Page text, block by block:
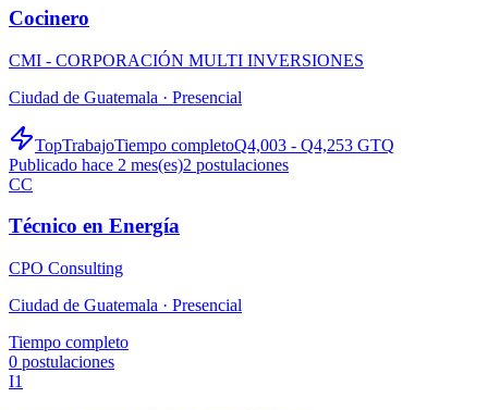
Cocinero
CMI - CORPORACIÓN MULTI INVERSIONES
Ciudad de Guatemala · Presencial
TopTrabajoTiempo completoQ4,003 - Q4,253 GTQ
Publicado hace 2 mes(es)2 postulaciones
CC
Técnico en Energía
CPO Consulting
Ciudad de Guatemala · Presencial
Tiempo completo
0 postulaciones
I1